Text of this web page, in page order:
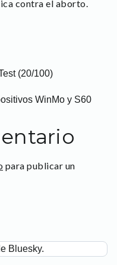
contra el aborto.
(20/100)
WinMo y S60
para publicar un
Bluesky.